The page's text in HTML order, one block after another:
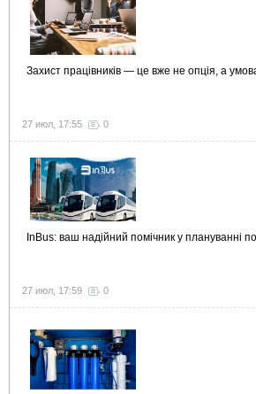
Захист працівників — це вже не опція, а
27 июл, 17:55 0
InBus: ваш надійний помічник у плануванні
27 июл, 17:59 0